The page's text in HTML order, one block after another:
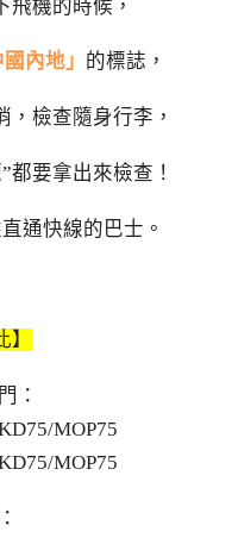
飛機的時候，
內地」 的標誌，
檢查隨身行李，
都要拿出來檢查！
通快線的巴士。
】
：
MOP75
MOP75